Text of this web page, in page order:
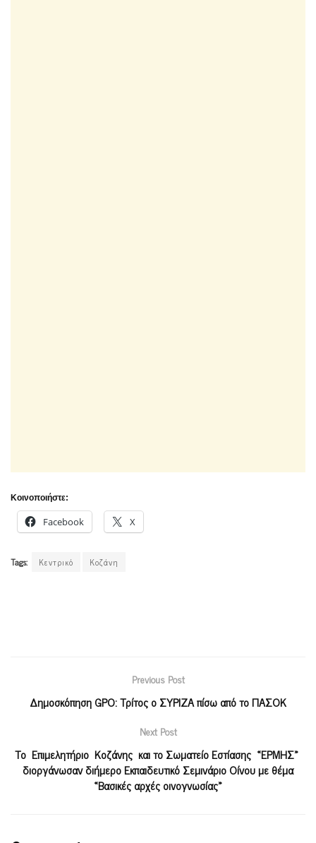
Κοινοποιήστε:
Facebook X
Tags: Κεντρικό Κοζάνη
Previous Post
Δημοσκόπηση GPO: Τρίτος ο ΣΥΡΙΖΑ πίσω από το ΠΑΣΟΚ
Next Post
Το Επιμελητήριο Κοζάνης και το Σωματείο Εστίασης «ΕΡΜΗΣ»
διοργάνωσαν διήμερο Εκπαιδευτικό Σεμινάριο Οίνου με θέμα
«Βασικές αρχές οινογνωσίας»